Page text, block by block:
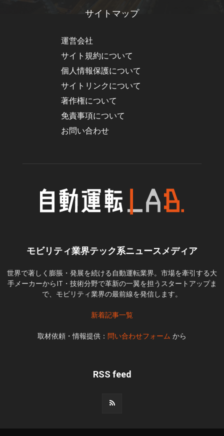
サイトマップ
運営会社
サイト規約について
個人情報保護について
サイトリンクについて
著作権について
免責事項について
お問い合わせ
モビリティ業界テック系ニュースメディア
世界で著しく膨脹・発展を続ける自動運転業界。市場を牽引する大
手メーカーからIT・技術分野で革新の一翼を担うスタートアップま
で、モビリティ業界の最前線を発信します。
新着記事一覧
取材依頼・情報提供： 問い合わせフォーム から
RSS feed